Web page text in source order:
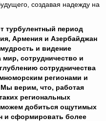
создавая надежду на
турбулентный период
Армения и Азербайджан
и видение
сотрудничество и
сотрудничества
регионами и
верим, что, работая
региональных
добиться ощутимых
и сформировать более